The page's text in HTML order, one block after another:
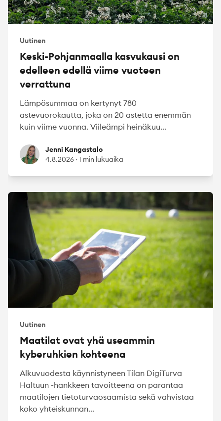
Uutinen
Keski-Pohjanmaalla kasvukausi on
edelleen edellä viime vuoteen
verrattuna
Lämpösummaa on kertynyt 780
astevuorokautta, joka on 20 astetta enemmän
kuin viime vuonna. Viileämpi heinäkuu...
Jenni Kangastalo
Jenni Kangastalo
4.8.2026 · 1 min lukuaika
Uutinen
Maatilat ovat yhä useammin
kyberuhkien kohteena
Alkuvuodesta käynnistyneen Tilan DigiTurva
Haltuun -hankkeen tavoitteena on parantaa
maatilojen tietoturvaosaamista sekä vahvistaa
koko yhteiskunnan...